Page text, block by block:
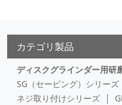
カテゴリ製品
ディスクグラインダー用研
SG（セービング）シリーズ
ネジ取り付けシリーズ